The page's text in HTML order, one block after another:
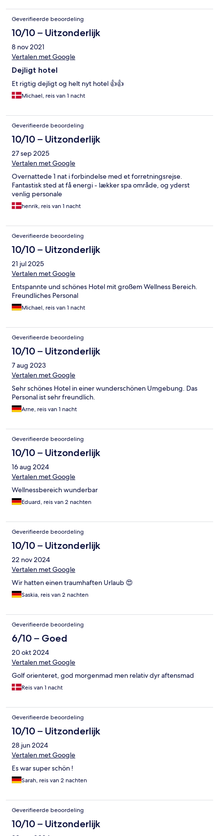
Geverifieerde beoordeling
10/10 – Uitzonderlijk
8 nov 2021
Vertalen met Google
Dejligt hotel
Et rigtig dejligt og helt nyt hotel 👍👍
Michael, reis van 1 nacht
Geverifieerde beoordeling
10/10 – Uitzonderlijk
27 sep 2025
Vertalen met Google
Overnattede 1 nat i forbindelse med et forretningsrejse.
Fantastisk sted at få energi - lækker spa område, og yderst
venlig personale
henrik, reis van 1 nacht
Geverifieerde beoordeling
10/10 – Uitzonderlijk
21 jul 2025
Vertalen met Google
Entspannte und schönes Hotel mit großem Wellness Bereich.
Freundliches Personal
Michael, reis van 1 nacht
Geverifieerde beoordeling
10/10 – Uitzonderlijk
7 aug 2023
Vertalen met Google
Sehr schönes Hotel in einer wunderschönen Umgebung. Das
Personal ist sehr freundlich.
Arne, reis van 1 nacht
Geverifieerde beoordeling
10/10 – Uitzonderlijk
16 aug 2024
Vertalen met Google
Wellnessbereich wunderbar
Eduard, reis van 2 nachten
Geverifieerde beoordeling
10/10 – Uitzonderlijk
22 nov 2024
Vertalen met Google
Wir hatten einen traumhaften Urlaub 😍
Saskia, reis van 2 nachten
Geverifieerde beoordeling
6/10 – Goed
20 okt 2024
Vertalen met Google
Golf orienteret, god morgenmad men relativ dyr aftensmad
Reis van 1 nacht
Geverifieerde beoordeling
10/10 – Uitzonderlijk
28 jun 2024
Vertalen met Google
Es war super schön !
Sarah, reis van 2 nachten
Geverifieerde beoordeling
10/10 – Uitzonderlijk